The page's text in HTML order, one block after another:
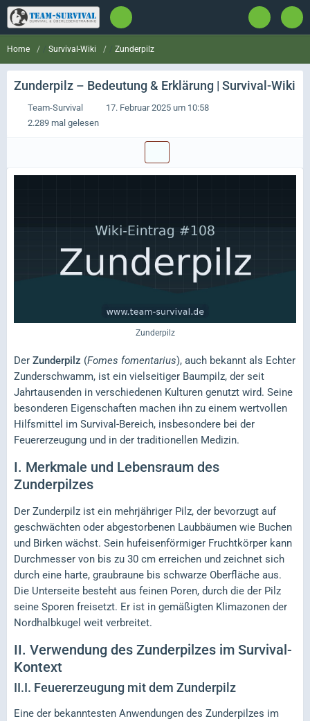
Home Survival-Wiki Zunderpilz
Zunderpilz – Bedeutung & Erklärung | Survival-Wiki
Team-Survival
17. Februar 2025 um 10:58
2.289 mal gelesen
Zunderpilz
Der Zunderpilz (Fomes fomentarius), auch bekannt als Echter
Zunderschwamm, ist ein vielseitiger Baumpilz, der seit
Jahrtausenden in verschiedenen Kulturen genutzt wird. Seine
besonderen Eigenschaften machen ihn zu einem wertvollen
Hilfsmittel im Survival-Bereich, insbesondere bei der
Feuererzeugung und in der traditionellen Medizin.
I. Merkmale und Lebensraum des
Zunderpilzes
Der Zunderpilz ist ein mehrjähriger Pilz, der bevorzugt auf
geschwächten oder abgestorbenen Laubbäumen wie Buchen
und Birken wächst. Sein hufeisenförmiger Fruchtkörper kann
Durchmesser von bis zu 30 cm erreichen und zeichnet sich
durch eine harte, graubraune bis schwarze Oberfläche aus.
Die Unterseite besteht aus feinen Poren, durch die der Pilz
seine Sporen freisetzt. Er ist in gemäßigten Klimazonen der
Nordhalbkugel weit verbreitet.
II. Verwendung des Zunderpilzes im Survival-
Kontext
II.I. Feuererzeugung mit dem Zunderpilz
Eine der bekanntesten Anwendungen des Zunderpilzes im